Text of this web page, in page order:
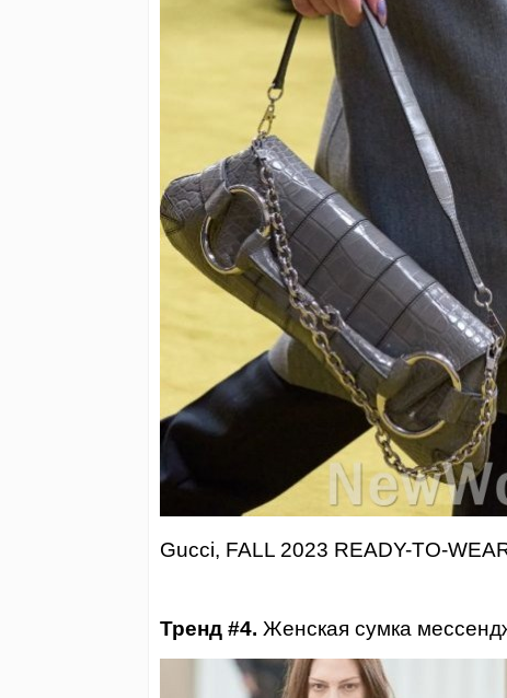
Gucci, FALL 2023 READY-TO-
Тренд #4. Женская сумка